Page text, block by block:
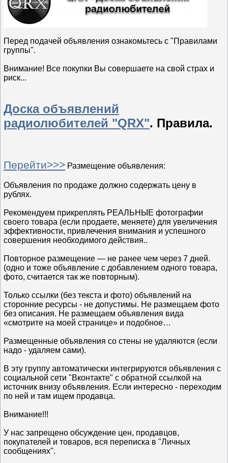
Перед подачей объявления ознакомьтесь с "Правилами
группы".
Внимание! Все покупки Вы совершаете на свой страх и
риск...
Доска объявлений
радиолюбителей "QRX". Правила.
Перейти>>> Размещение объявления:
Объявления по продаже должно содержать цену в
рублях.
Рекомендуем прикреплять РЕАЛЬНЫЕ фотографии
своего товара (если продаете, меняете) для увеличения
эффективности, привлечения внимания и успешного
совершения необходимого действия..
Повторное размещение — не ранее чем через 7 дней.
(одно и тоже объявление с добавлением одного товара,
фото, считается так же повторным).
Только ссылки (без текста и фото) объявлений на
сторонние ресурсы - не допустимы. Не размещаем фото
без описания. Не размещаем объявления вида
«смотрите на моей странице» и подобное…
Размещенные объявления со стены не удаляются (если
надо - удаляем сами).
В эту группу автоматически интегрируются объявления с
социальной сети "Вконтакте" с обратной ссылкой на
источник внизу объявления. Если интересно - переходим
по ней и там ищем продавца.
Внимание!!!
У нас запрещено обсуждение цен, продавцов,
покупателей и товаров, вся переписка в "Личных
сообщениях".